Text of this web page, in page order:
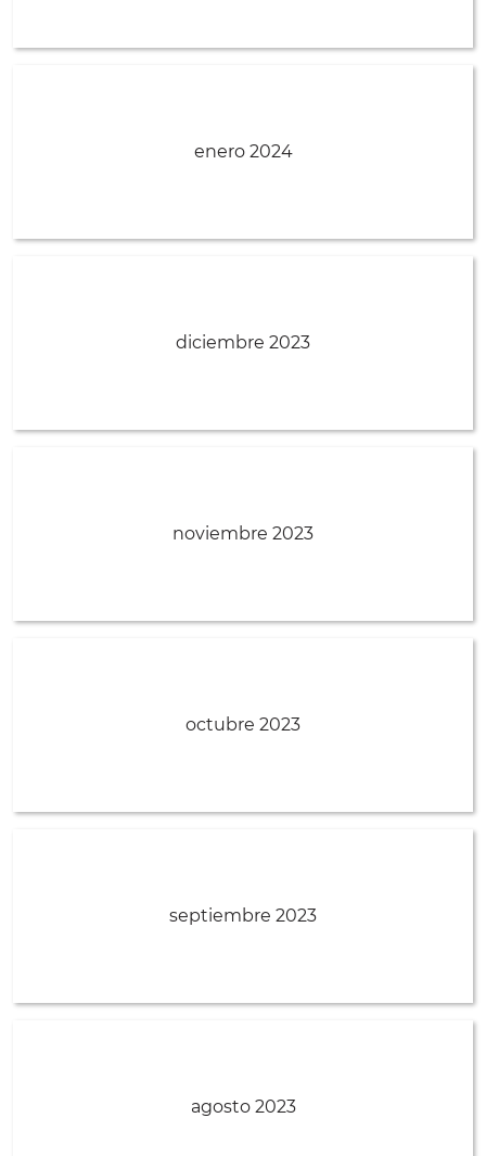
enero 2024
diciembre 2023
noviembre 2023
octubre 2023
septiembre 2023
agosto 2023